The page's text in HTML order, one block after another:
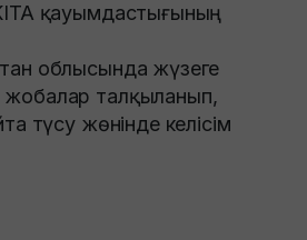
қауымдастығының
облысында жүзеге
талқыланып,
түсу жөнінде келісім